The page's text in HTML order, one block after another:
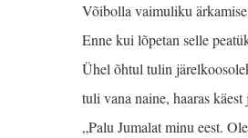
Võibolla vaimuliku ärka­mise
Enne kui lõpetan selle
Ühel õhtul tulin
tuli vana naine, haaras
„Palu Jumalat minu eest.